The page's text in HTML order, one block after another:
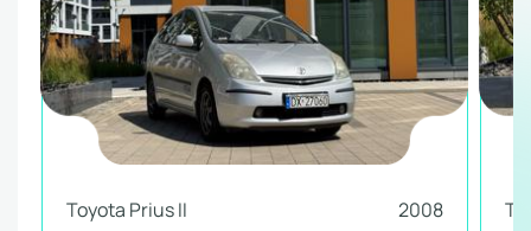
Toyota Prius II 2008